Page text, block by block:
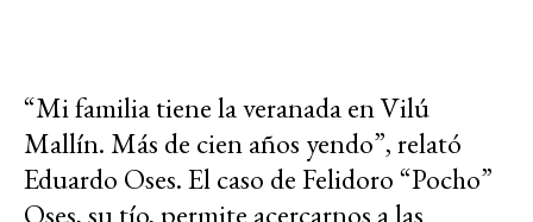
“Mi familia tiene la veranada en Vilú
Mallín. Más de cien años yendo”, relató
Eduardo Oses. El caso de Felidoro “Pocho”
Oses, su tío, permite acercarnos a las